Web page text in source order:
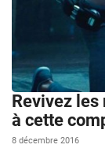
Revivez
à cette
8 décembre 2016